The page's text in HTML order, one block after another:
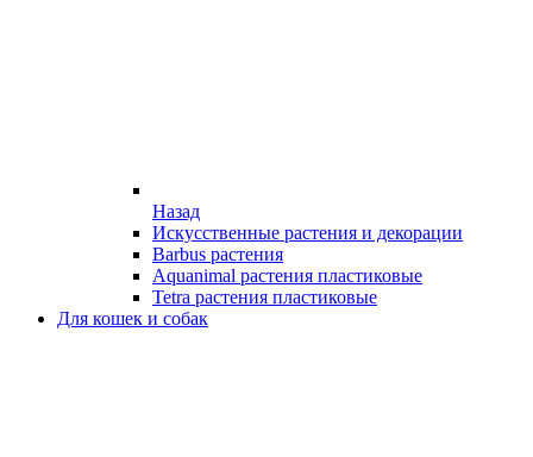
Назад
Искусственные растения и декорации
Barbus растения
Aquanimal растения пластиковые
Tetra растения пластиковые
Для кошек и собак